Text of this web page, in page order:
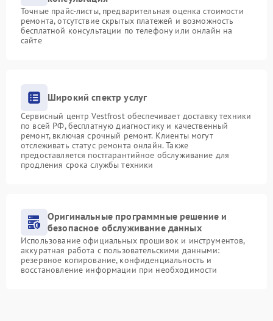
Точные прайс-листы, предварительная оценка стоимости
ремонта, отсутствие скрытых платежей и возможность
бесплатной консультации по телефону или онлайн на
сайте
Широкий спектр услуг
Сервисный центр Vestfrost обеспечивает доставку техники
по всей РФ, бесплатную диагностику и качественный
ремонт, включая срочный ремонт. Клиенты могут
отслеживать статус ремонта онлайн. Также
предоставляется постгарантийное обслуживание для
продления срока службы техники
Оригинальные программные решение и
безопасное обслуживание данных
Использование официальных прошивок и инструментов,
аккуратная работа с пользовательскими данными:
резервное копирование, конфиденциальность и
восстановление информации при необходимости